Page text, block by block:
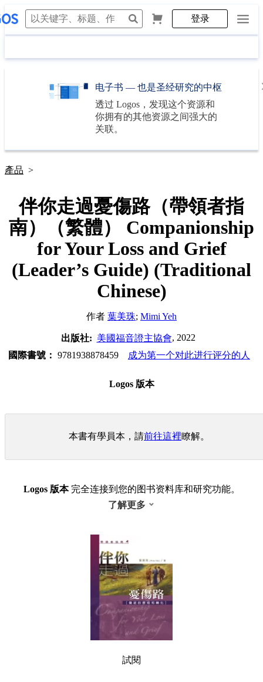
登录
电子书 — 也是圣经研究的中枢
透过 Logos ，发现这个资源和
你拥有的其他资源之间强大的
关联。
產品 >
伴你走過憂傷路（帶領者指
南）（繁體） Companionship
for Your Loss and Grief
(Leader’s Guide) (Traditional
Chinese)
作者 葉美珠; Mimi Yeh
出版社: 美國福音證主協會, 2022
國際書號： 9781938878459 成为第一个对此进行评分的人
Logos 版本
本書有學員本，請前往這裡瞭解。
Logos 版本完全连接到您的图书资料库和研究功能。
了解更多
試閱